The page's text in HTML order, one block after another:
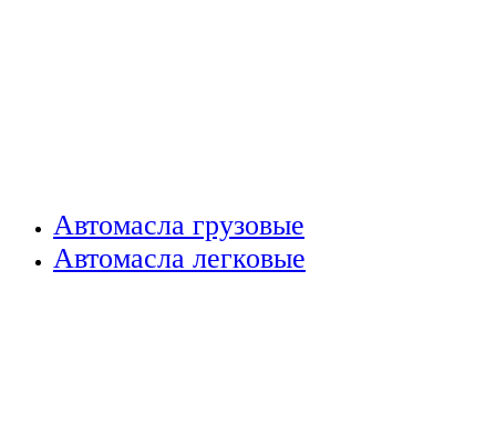
Автомасла грузовые
Автомасла легковые